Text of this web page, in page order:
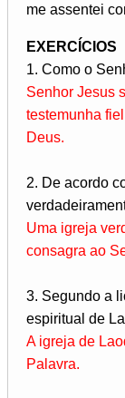
me assentei
EXERCÍCIOS
1. Como o
Senhor Jesus
testemunha
Deus.
2. De acordo
Uma igreja
consagra ao
3. Segundo a
espiritual de
A igreja de
Palavra.